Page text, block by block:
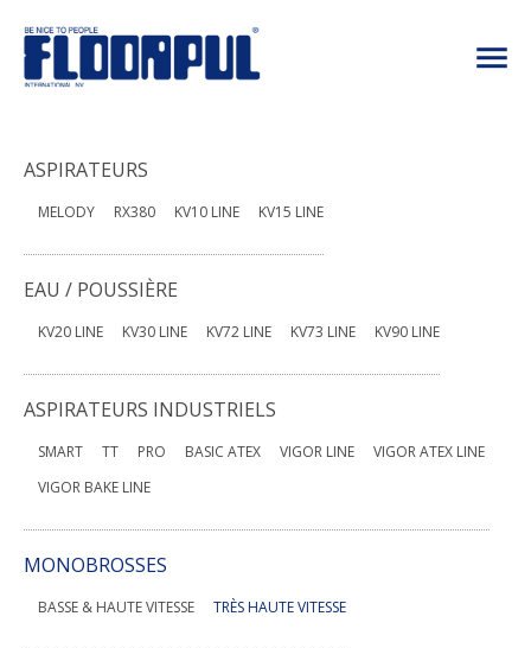
ASPIRATEURS
MELODY RX380 KV10 LINE KV15 LINE
EAU / POUSSIÈRE
KV20 LINE KV30 LINE KV72 LINE KV73 LINE KV90 LINE
ASPIRATEURS INDUSTRIELS
SMART TT PRO BASIC ATEX VIGOR LINE
VIGOR ATEX LINE
VIGOR BAKE LINE
MONOBROSSES
BASSE & HAUTE VITESSE TRÈS HAUTE VITESSE